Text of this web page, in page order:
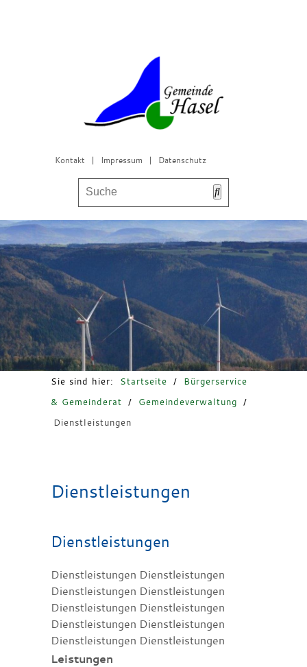
Kontakt | Impressum | Datenschutz
Bürgerservice & Gemeinderat
Leben in Hasel
Freizeit & Tourismus
Sie sind hier: Startseite /
Bürgerservice
& Gemeinderat
/ Gemeindeverwaltung
/
Dienstleistungen
Dienstleistungen
Dienstleistungen
Dienstleistungen Dienstleistungen
Dienstleistungen Dienstleistungen
Dienstleistungen Dienstleistungen
Dienstleistungen Dienstleistungen
Dienstleistungen Dienstleistungen
Leistungen